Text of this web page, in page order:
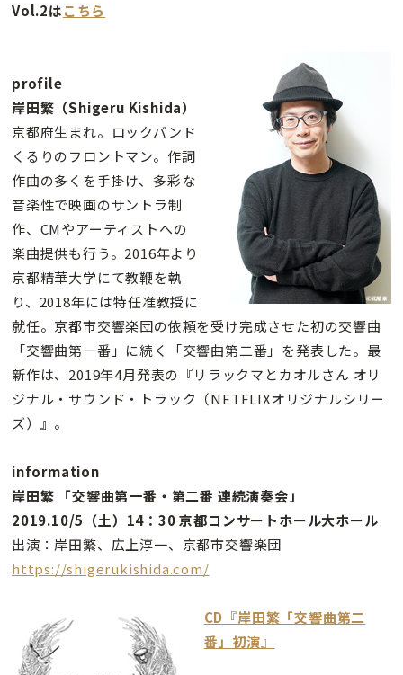
Vol.2はこちら
profile
岸田繁（Shigeru Kishida）
京都府生まれ。ロックバンド
くるりのフロントマン。作詞
作曲の多くを手掛け、多彩な
音楽性で映画のサントラ制
作、CMやアーティストへの
楽曲提供も行う。2016年より
京都精華大学にて教鞭を執
り、2018年には特任准教授に
就任。京都市交響楽団の依頼を受け完成させた初の交響曲
「交響曲第一番」に続く「交響曲第二番」を発表した。​最
新作は、2019年4月発表の『リラックマとカオルさん オリ
ジナル・サウンド・トラック（NETFLIXオリジナルシリー
ズ）』。
information
岸田繁 「交響曲第一番・第二番 連続演奏会」
2019.10/5（土）14：30 京都コンサートホール大ホール
出演：岸田繁、広上淳一、京都市交響楽団
https://shigerukishida.com/
CD『岸田繁「交響曲第二
番」初演』